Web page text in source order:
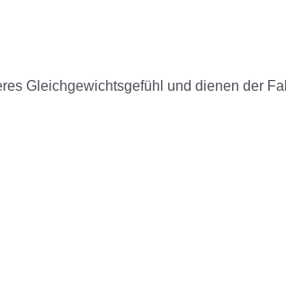
Gleichgewichtsgefühl und dienen der